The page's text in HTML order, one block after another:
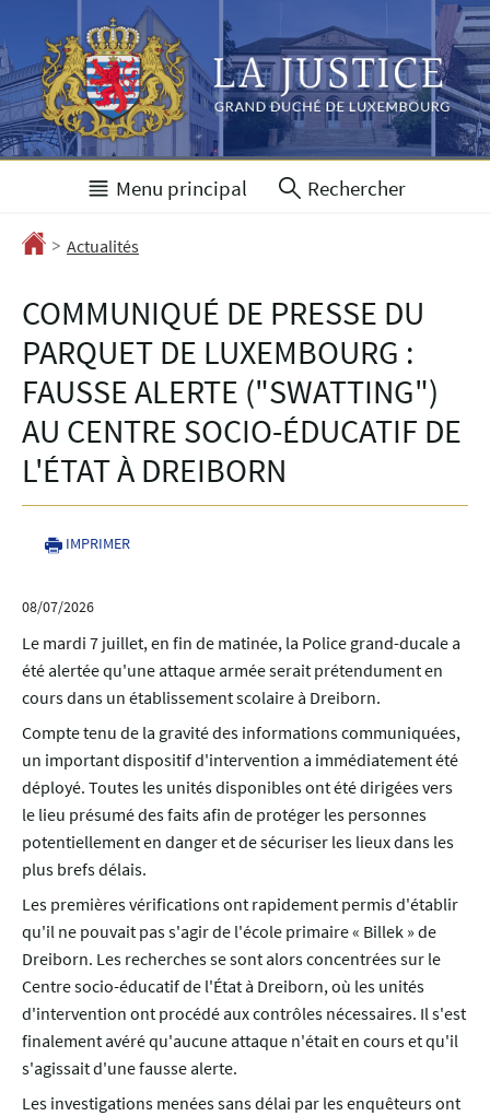
à
la
navigation
au
contenu
Menu principal Rechercher
Accueil
> Actualités
COMMUNIQUÉ DE PRESSE DU
PARQUET DE LUXEMBOURG :
FAUSSE ALERTE ("SWATTING")
AU CENTRE SOCIO-ÉDUCATIF DE
L'ÉTAT À DREIBORN
IMPRIMER
08/07/2026
Le mardi 7 juillet, en fin de matinée, la Police grand-ducale a
été alertée qu'une attaque armée serait prétendument en
cours dans un établissement scolaire à Dreiborn.
Compte tenu de la gravité des informations communiquées,
un important dispositif d'intervention a immédiatement été
déployé. Toutes les unités disponibles ont été dirigées vers
le lieu présumé des faits afin de protéger les personnes
potentiellement en danger et de sécuriser les lieux dans les
plus brefs délais.
Les premières vérifications ont rapidement permis d'établir
qu'il ne pouvait pas s'agir de l'école primaire « Billek » de
Dreiborn. Les recherches se sont alors concentrées sur le
Centre socio-éducatif de l'État à Dreiborn, où les unités
d'intervention ont procédé aux contrôles nécessaires. Il s'est
finalement avéré qu'aucune attaque n'était en cours et qu'il
s'agissait d'une fausse alerte.
Les investigations menées sans délai par les enquêteurs ont